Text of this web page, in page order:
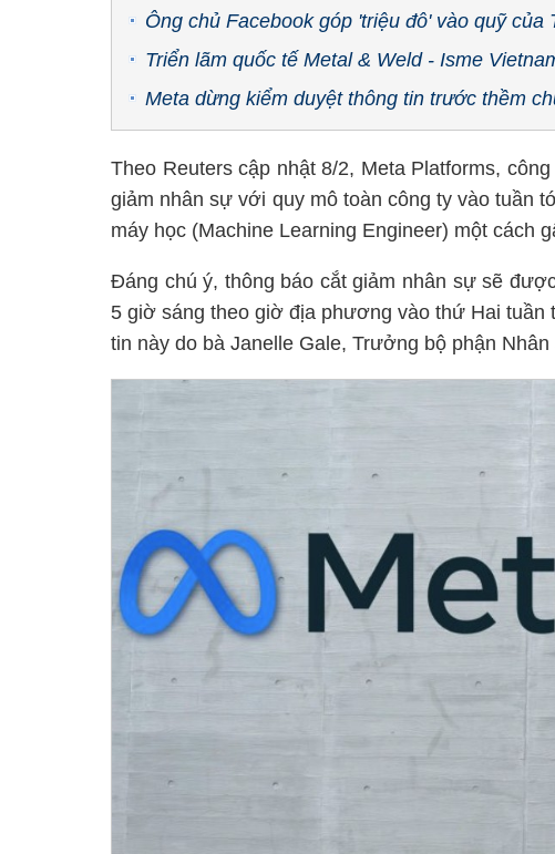
Ông chủ Facebook góp 'triệu đô' vào quỹ
Triển lãm quốc tế Metal & Weld - Isme
Meta dừng kiểm duyệt thông tin trước thềm
Theo Reuters cập nhật 8/2, Meta Platforms,
giảm nhân sự với quy mô toàn công ty vào tuần
máy học (Machine Learning Engineer) một cách
Đáng chú ý, thông báo cắt giảm nhân sự sẽ
5 giờ sáng theo giờ địa phương vào thứ Hai
tin này do bà Janelle Gale, Trưởng bộ phận